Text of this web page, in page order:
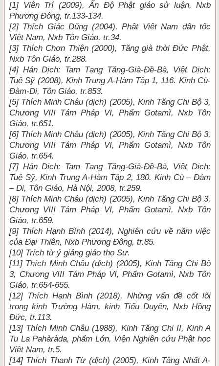
[1] Viên Trí (2009), Ấn Độ Phật giáo sử luận, Nxb
Phương Đông, tr.133-134.
[2] Thích Giác Dũng (2004), Phật Việt Nam dân tộc
Việt Nam, Nxb Tôn Giáo, tr.34.
[3] Thích Chơn Thiện (2000), Tăng già thời Đức Phật,
Nxb Tôn Giáo, tr.288.
[4] Hán Dịch: Tam Tạng Tăng-Già-Đề-Bà, Việt Dịch:
Tuệ Sỹ (2008), Kinh Trung A-Hàm Tập 1, 116. Kinh Cù-
Đàm-Di, Tôn Giáo, tr.853.
[5] Thích Minh Châu (dịch) (2005), Kinh Tăng Chi Bộ 3,
Chương VIII Tám Pháp VI, Phẩm Gotamì, Nxb Tôn
Giáo, tr.651.
[6] Thích Minh Châu (dịch) (2005), Kinh Tăng Chi Bộ 3,
Chương VIII Tám Pháp VI, Phẩm Gotamì, Nxb Tôn
Giáo, tr.654.
[7] Hán Dịch: Tam Tạng Tăng-Già-Đề-Bà, Việt Dịch:
Tuệ Sỹ, Kinh Trung A-Hàm Tập 2, 180. Kinh Cù – Đàm
– Di, Tôn Giáo, Hà Nội, 2008, tr.259.
[8] Thích Minh Châu (dịch) (2005), Kinh Tăng Chi Bộ 3,
Chương VIII Tám Pháp VI, Phẩm Gotamì, Nxb Tôn
Giáo, tr.659.
[9] Thích Hạnh Bình (2014), Nghiên cứu về năm việc
của Đại Thiên, Nxb Phương Đông, tr.85.
[10] Trích từ ý giảng giáo thọ Sư.
[11] Thích Minh Châu (dịch) (2005), Kinh Tăng Chi Bộ
3, Chương VIII Tám Pháp VI, Phẩm Gotamì, Nxb Tôn
Giáo, tr.654-655.
[12] Thích Hạnh Bình (2018), Những vấn đề cốt lõi
trong kinh Trường Hàm, kinh Tiểu Duyên, Nxb Hồng
Đức, tr.113.
[13] Thích Minh Châu (1988), Kinh Tăng Chi II, Kinh A
Tu La Pahàràda, phẩm Lớn, Viện Nghiên cứu Phật học
Việt Nam, tr.5.
[14] Thích Thanh Từ (dịch) (2005), Kinh Tăng Nhất A-